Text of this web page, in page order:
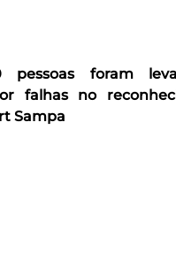
pessoas foram
falhas no
Sampa